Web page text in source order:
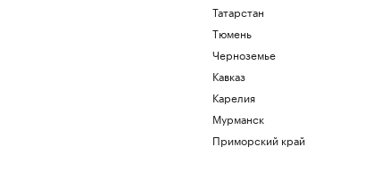
Татарстан
Тюмень
Черноземье
Кавказ
Карелия
Мурманск
Приморский край